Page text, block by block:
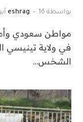
بواسطة eshrag 16 أبريل، 2023
مواطن سعودي
في ولاية تينيسي
الشخس…